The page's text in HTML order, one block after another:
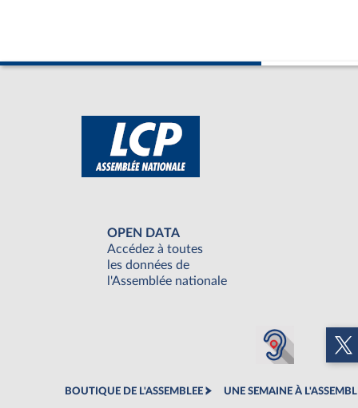
OPEN DATA
Accédez à toutes
les données de
l'Assemblée nationale
BOUTIQUE DE L'ASSEMBLEE UNE SEMAINE À